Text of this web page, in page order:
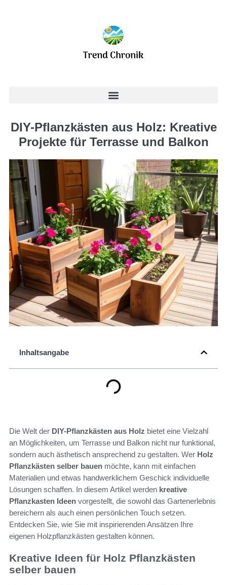
DIY-Pflanzkästen aus Holz: Kreative
Projekte für Terrasse und Balkon
Inhaltsangabe
Die Welt der DIY-Pflanzkästen aus Holz bietet eine Vielzahl
an Möglichkeiten, um Terrasse und Balkon nicht nur funktional,
sondern auch ästhetisch ansprechend zu gestalten. Wer Holz
Pflanzkästen selber bauen möchte, kann mit einfachen
Materialien und etwas handwerklichem Geschick individuelle
Lösungen schaffen. In diesem Artikel werden kreative
Pflanzkasten Ideen vorgestellt, die sowohl das Gartenerlebnis
bereichern als auch einen persönlichen Touch setzen.
Entdecken Sie, wie Sie mit inspirierenden Ansätzen Ihre
eigenen Holzpflanzkästen gestalten können.
Kreative Ideen für Holz Pflanzkästen
selber bauen